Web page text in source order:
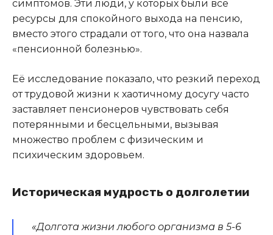
симптомов. Эти люди, у которых были все
ресурсы для спокойного выхода на пенсию,
вместо этого страдали от того, что она назвала
«пенсионной болезнью».
Её исследование показало, что резкий переход
от трудовой жизни к хаотичному досугу часто
заставляет пенсионеров чувствовать себя
потерянными и бесцельными, вызывая
множество проблем с физическим и
психическим здоровьем.
Историческая мудрость о долголетии
«Долгота жизни любого организма в 5-6